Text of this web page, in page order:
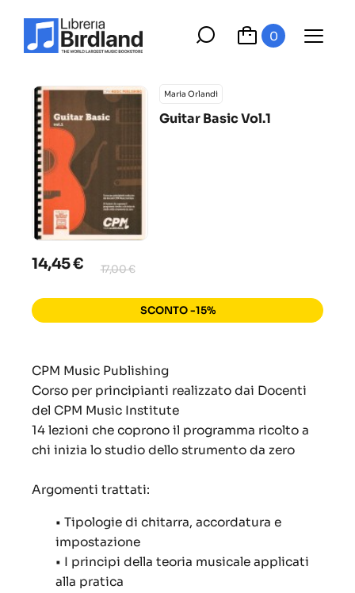
0
Maria Orlandi
Guitar Basic Vol.1
14,45 € 17,00 €
SCONTO -15%
CPM Music Publishing
Corso per principianti realizzato dai Docenti
del CPM Music Institute
14 lezioni che coprono il programma ricolto a
chi inizia lo studio dello strumento da zero
Argomenti trattati:
• Tipologie di chitarra, accordatura e
impostazione
• I principi della teoria musicale applicati
alla pratica